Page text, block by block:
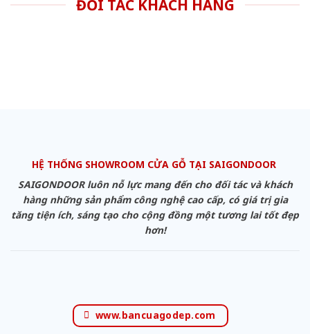
ĐỐI TÁC KHÁCH HÀNG
HỆ THỐNG SHOWROOM CỬA GỖ TẠI SAIGONDOOR
SAIGONDOOR luôn nỗ lực mang đến cho đối tác và khách
hàng những sản phẩm công nghệ cao cấp, có giá trị gia
tăng tiện ích, sáng tạo cho cộng đồng một tương lai tốt đẹp
hơn!
www.bancuagodep.com